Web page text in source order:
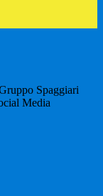
Spaggiari
Media